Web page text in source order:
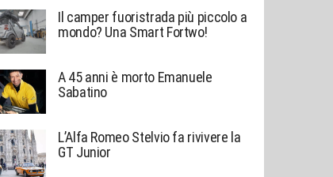
Il camper fuoristrada più piccolo a
mondo? Una Smart Fortwo!
A 45 anni è morto Emanuele
Sabatino
L’Alfa Romeo Stelvio fa rivivere la
GT Junior